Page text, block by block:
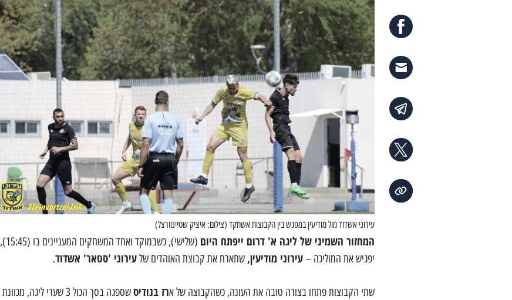
עירוני אשדוד מול מודיעין במפגש בין הקבוצות אשתקד (צילום: איציק שטיינוורצל)
המחזור השמיני של ליגה א' דרום ייפתח היום
(שלישי), כשבמוקד ואחד המשחקים המעניינים בו (15:45),
יפגיש את המוליכה – עירוני מודיעין, שתארח את קבוצת האוהדים שלעירוני 'סטאר' אשדוד.
שתי הקבוצות פתחו בצורה טובה את העונה, כשהקבוצה של ארז בנודיס
שספגה בסך הכול 3 שערי ליגה, מכוונת